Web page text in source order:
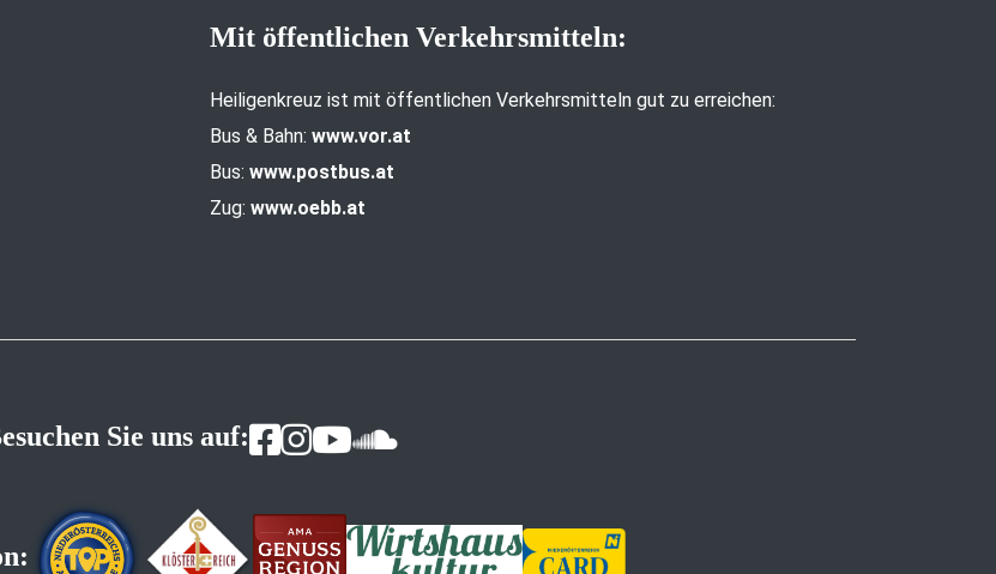
Mit öffentlichen Verkehrsmitteln:
Heiligenkreuz ist mit öffentlichen Verkehrsmitteln gut zu erreichen:
Bus & Bahn: www.vor.at
Bus: www.postbus.at
Zug: www.oebb.at
Sie uns auf: